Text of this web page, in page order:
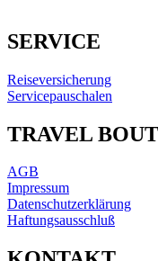
SERVICE
Reiseversicherung
Servicepauschalen
TRAVEL
AGB
Impressum
Datenschutzerklärung
Haftungsausschluß